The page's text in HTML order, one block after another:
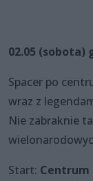
02.05 (sobota)
Spacer po
wraz z
Nie zabraknie
Start: